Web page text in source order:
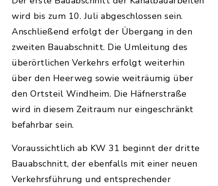
wird bis zum 10. Juli abgeschlossen sein.
Anschließend erfolgt der Übergang in den
zweiten Bauabschnitt. Die Umleitung des
überörtlichen Verkehrs erfolgt weiterhin
über den Heerweg sowie weiträumig über
den Ortsteil Windheim. Die Häfnerstraße
wird in diesem Zeitraum nur eingeschränkt
befahrbar sein.
Voraussichtlich ab KW 31 beginnt der dritte
Bauabschnitt, der ebenfalls mit einer neuen
Verkehrsführung und entsprechender